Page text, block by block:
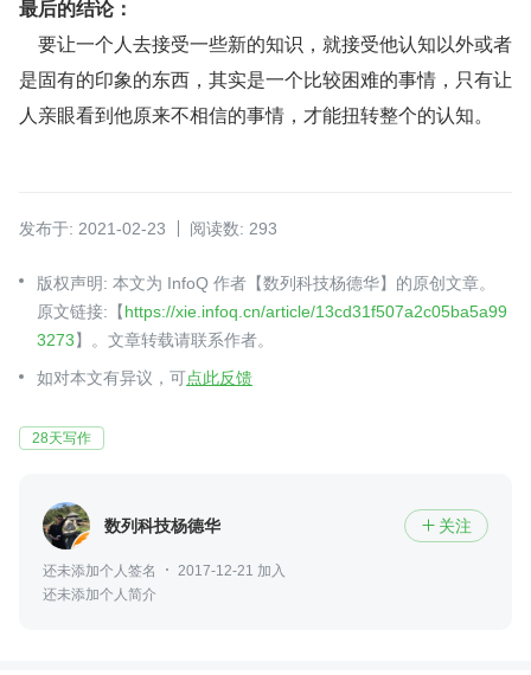
最后的结论：
要让一个人去接受一些新的知识，就接受他认知以外或者
是固有的印象的东西，其实是一个比较困难的事情，只有让
人亲眼看到他原来不相信的事情，才能扭转整个的认知。
发布于: 2021-02-23 阅读数: 293
版权声明: 本文为 InfoQ 作者【数列科技杨德华】的原创文章。
原文链接:【https://xie.infoq.cn/article/13cd31f507a2c05ba5a99
3273】。文章转载请联系作者。
如对本文有异议，可点此反馈
28天写作
数列科技杨德华  关注
还未添加个人签名
2017-12-21 加入
还未添加个人简介